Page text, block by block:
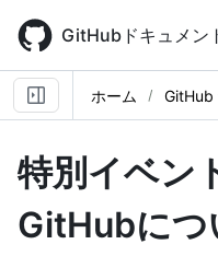
main
content
GitHubドキュメン
ホーム GitHub
特別イベン
GitHubにつ